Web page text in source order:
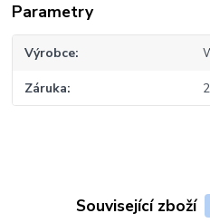
Parametry
Výrobce
Záruka
Související zboží